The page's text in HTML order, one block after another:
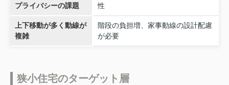
プライバシーの課題
性
上下移動が多く動線が
複雑
階段の負担増、家事動線の設計配慮
が必要
狭小住宅のターゲット層